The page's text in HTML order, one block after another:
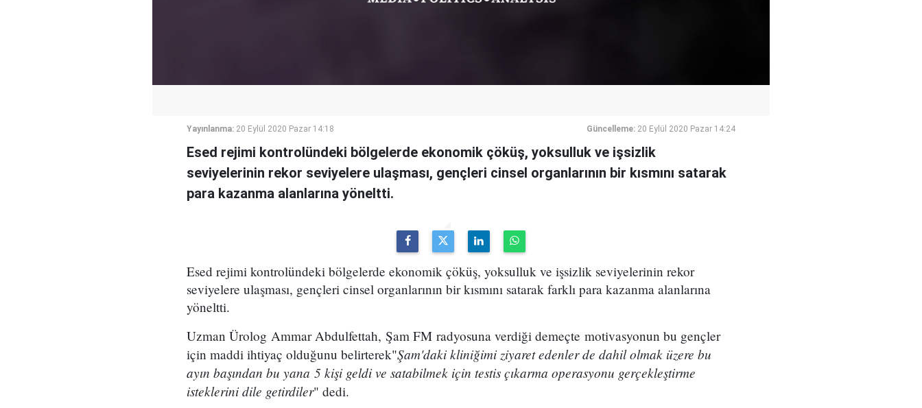
Yayınlanma: 20 Eylül 2020 Pazar 14:18 Güncelleme: 20 Eylül 2020 Pazar 14:24
Esed rejimi kontrolündeki bölgelerde ekonomik çöküş, yoksulluk ve işsizlik
seviyelerinin rekor seviyelere ulaşması, gençleri cinsel organlarının bir kısmını satarak
para kazanma alanlarına yöneltti.
Esed rejimi kontrolündeki bölgelerde ekonomik çöküş, yoksulluk ve işsizlik seviyelerinin rekor
seviyelere ulaşması, gençleri cinsel organlarının bir kısmını satarak farklı para kazanma alanlarına
yöneltti.
Uzman Ürolog Ammar Abdulfettah, Şam FM radyosuna verdiği demeçte motivasyonun bu gençler
için maddi ihtiyaç olduğunu belirterek"Şam'daki kliniğimi ziyaret edenler de dahil olmak üzere bu
ayın başından bu yana 5 kişi geldi ve satabilmek için testis çıkarma operasyonu gerçekleştirme
isteklerini dile getirdiler" dedi.